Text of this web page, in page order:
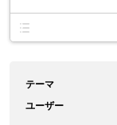
テーマ
ユーザー